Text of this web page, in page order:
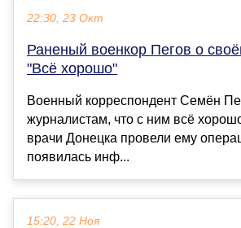
22:30, 23 Окт
Раненый военкор Пегов о
"Всё хорошо"
Военный корреспондент Семён
журналистам, что с ним всё
врачи Донецка провели ему
появилась инф...
15:20, 22 Ноя